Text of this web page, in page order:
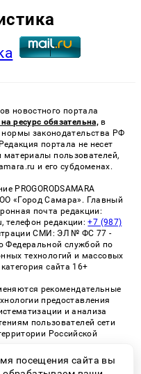
новостного портала
ресурс обязательна, в
законодательства РФ
портала не несет
материалы пользователей,
и его субдоменах.
PROGORODSAMARA
«Город Самара». Главный
почта редакции:
телефон редакции:+7 (987)
СМИ: ЭЛ № ФС 77 -
Федеральной службой по
технологий и массовых
сайта 16+
рекомендательные
предоставления
и анализа
пользователей сети
Российской
рекомендательных
сети
«СМИ2» (PDF)
посещения сайта вы